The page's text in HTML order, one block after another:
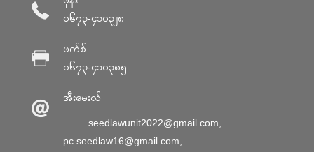
၀၆၇၃-၄၁၀၃၂၈
ဖက်စ်
၀၆၇၃-၄၁၀၃၈၅
အီးမေးလ်
seedlawunit2022@gmail.com
pc.seedlaw16@gmail.com